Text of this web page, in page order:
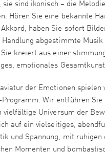
sie sind ikonisch – die
Hören Sie eine bekannte
haben Sie sofort
abgestimmte Musik
kreiert aus einer
emotionales
der Emotionen spielen
Programm. Wir entführen Sie
vielfältige Universum der
auf ein vielseitiges,
und Spannung, mit ruhigen
Momenten und